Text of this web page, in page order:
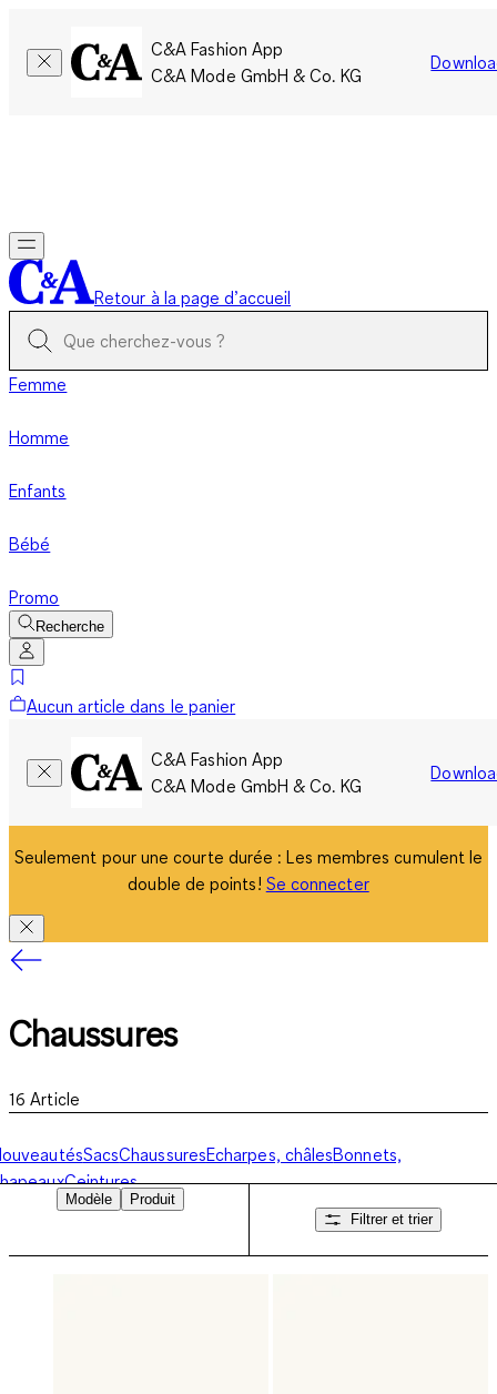
C&A Fashion App
C&A Mode GmbH & Co. KG
Retour à la page d’accueil
Femme
Homme
Enfants
Bébé
Promo
Recherche
Aucun article dans le panier
C&A Fashion App
C&A Mode GmbH & Co. KG
Seulement pour une courte durée : Les membres cumulent le
double de points! Se connecter
Chaussures
16 Article
SacsChaussuresEcharpes, châlesBonnets,
Ceintures
Modèle
Produit
Filtrer et trier